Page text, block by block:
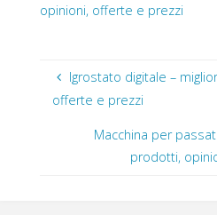
opinioni, offerte e prezzi
Igrostato digitale –
offerte e prezzi
Macchina per
prodotti,